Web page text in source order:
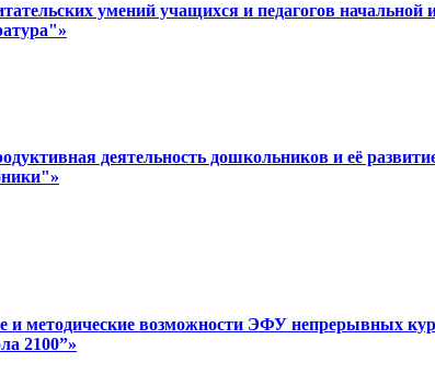
умений учащихся и педагогов
деятельность дошкольников и её
и методические возможности ЭФУ непрерывных
2100”»